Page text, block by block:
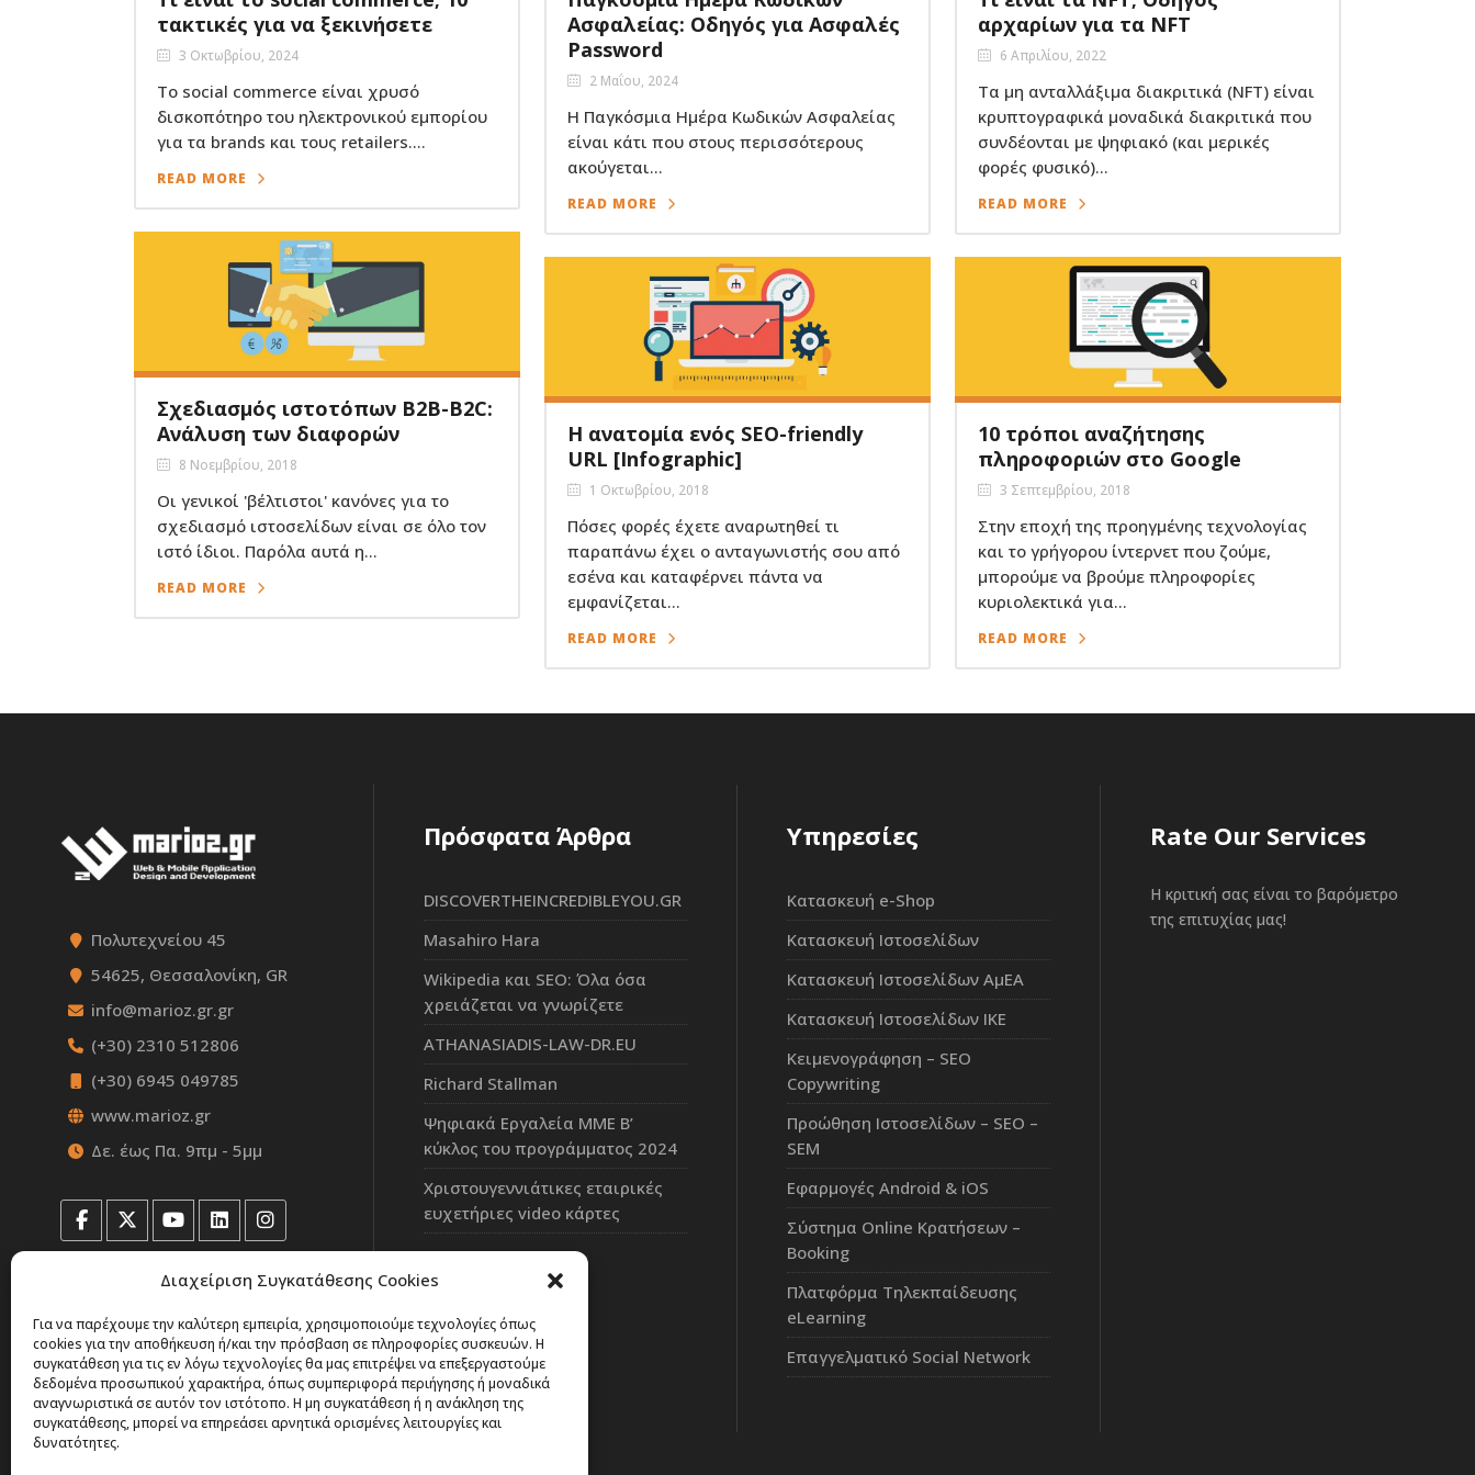
Διαχείριση Συγκατάθεσης Cookies
Για να παρέχουμε την καλύτερη εμπειρία, χρησιμοποιούμε τεχνολογίες όπως
cookies για την αποθήκευση ή/και την πρόσβαση σε πληροφορίες συσκευών. Η
συγκατάθεση για τις εν λόγω τεχνολογίες θα μας επιτρέψει να επεξεργαστούμε
δεδομένα προσωπικού χαρακτήρα, όπως συμπεριφορά περιήγησης ή μοναδικά
αναγνωριστικά σε αυτόν τον ιστότοπο. Η μη συγκατάθεση ή η ανάκληση της
συγκατάθεσης, μπορεί να επηρεάσει αρνητικά ορισμένες λειτουργίες και
δυνατότητες.
Automations
τακτικές για να ξεκινήσετε
3 Οκτωβρίου, 2024
Το social commerce είναι χρυσό
δισκοπότηρο του ηλεκτρονικού εμπορίου
για τα brands και τους retailers....
READ MORE
Ασφαλείας: Οδηγός για Ασφαλές
Password
2 Μαΐου, 2024
Η Παγκόσμια Ημέρα Κωδικών Ασφαλείας
είναι κάτι που στους περισσότερους
ακούγεται...
READ MORE
αρχαρίων για τα NFT
6 Απριλίου, 2022
Τα μη ανταλλάξιμα διακριτικά (NFT) είναι
κρυπτογραφικά μοναδικά διακριτικά που
συνδέονται με ψηφιακό (και μερικές
φορές φυσικό)...
READ MORE
Σχεδιασμός ιστοτόπων B2B-B2C:
Ανάλυση των διαφορών
8 Νοεμβρίου, 2018
Οι γενικοί 'βέλτιστοι' κανόνες για το
σχεδιασμό ιστοσελίδων είναι σε όλο τον
ιστό ίδιοι. Παρόλα αυτά η...
READ MORE
Η ανατομία ενός SEO-friendly
URL [Infographic]
1 Οκτωβρίου, 2018
Πόσες φορές έχετε αναρωτηθεί τι
παραπάνω έχει ο ανταγωνιστής σου από
εσένα και καταφέρνει πάντα να
εμφανίζεται...
READ MORE
10 τρόποι αναζήτησης
πληροφοριών στο Google
3 Σεπτεμβρίου, 2018
Στην εποχή της προηγμένης τεχνολογίας
και το γρήγορου ίντερνετ που ζούμε,
μπορούμε να βρούμε πληροφορίες
κυριολεκτικά για...
READ MORE
Πολυτεχνείου 45
54625, Θεσσαλονίκη, GR
info@marioz.gr.gr
(+30) 2310 512806
(+30) 6945 049785
www.marioz.gr
Δε. έως Πα. 9πμ - 5μμ
Πρόσφατα Άρθρα
DISCOVERTHEINCREDIBLEYOU.GR
Masahiro Hara
Wikipedia και SEO: Όλα όσα
χρειάζεται να γνωρίζετε
ATHANASIADIS-LAW-DR.EU
Richard Stallman
Ψηφιακά Εργαλεία ΜΜΕ Β’
κύκλος του προγράμματος 2024
Χριστουγεννιάτικες εταιρικές
ευχετήριες video κάρτες
Υπηρεσίες
Κατασκευή e-Shop
Κατασκευή Ιστοσελίδων
Κατασκευή Ιστοσελίδων ΑμΕΑ
Κατασκευή Ιστοσελίδων ΙΚΕ
Κειμενογράφηση – SEO
Copywriting
Προώθηση Ιστοσελίδων – SEO –
SEM
Εφαρμογές Android & iOS
Σύστημα Online Κρατήσεων –
Booking
Πλατφόρμα Τηλεκπαίδευσης
eLearning
Επαγγελματικό Social Network
Rate Our Services
Η κριτική σας είναι το βαρόμετρο
της επιτυχίας μας!